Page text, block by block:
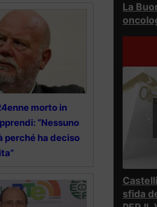
morto in
“Nessuno
perché ha deciso
La
sfida